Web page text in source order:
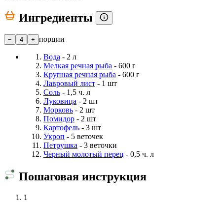
Ингредиенты
− 4 + порции
Вода - 2 л
Мелкая речная рыба - 600 г
Крупная речная рыба - 600 г
Лавровый лист - 1 шт
Соль - 1,5 ч. л
Луковица - 2 шт
Морковь - 2 шт
Помидор - 2 шт
Картофель - 3 шт
Укроп - 5 веточек
Петрушка - 3 веточки
Черный молотый перец - 0,5 ч. л
Пошаговая инструкция
1